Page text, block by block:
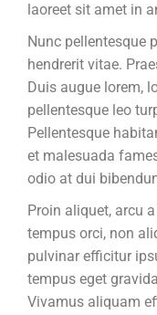
laoreet sit amet in
Nunc pellentesque
hendrerit vitae.
Duis augue lorem,
pellentesque leo
Pellentesque
et malesuada
odio at dui
Proin aliquet, arcu
tempus orci, non
pulvinar efficitur
tempus eget
Vivamus aliquam